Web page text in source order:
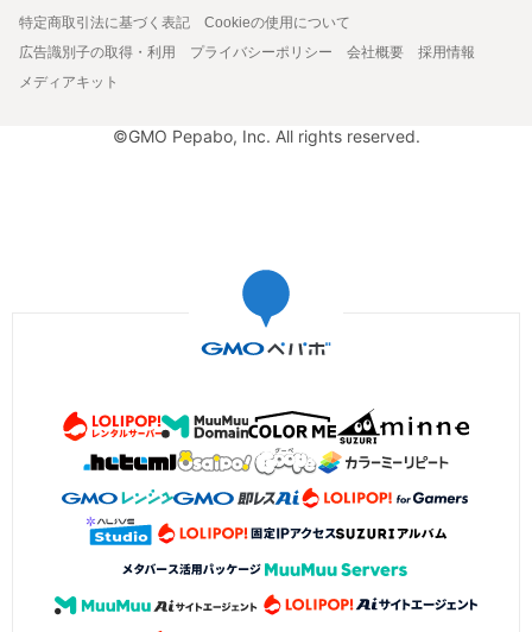
特定商取引法に基づく表記
Cookieの使用について
広告識別子の取得・利用
プライバシーポリシー 会社概要
採用情報
メディアキット
©GMO Pepabo, Inc. All rights reserved.